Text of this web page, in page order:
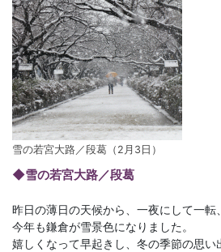
雪の若宮大路／段葛（2月3日）
◆雪の若宮大路／段葛
昨日の薄日の天候から、一夜にして一転、
今年も鎌倉が雪景色になりました。
嬉しくなって早起きし、冬の季節の思い